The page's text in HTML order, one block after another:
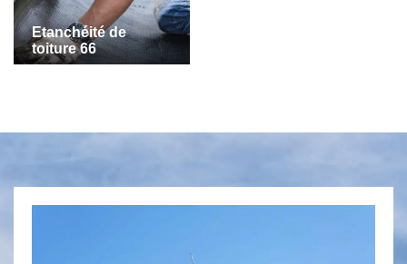
Etanchéité de
toiture 66